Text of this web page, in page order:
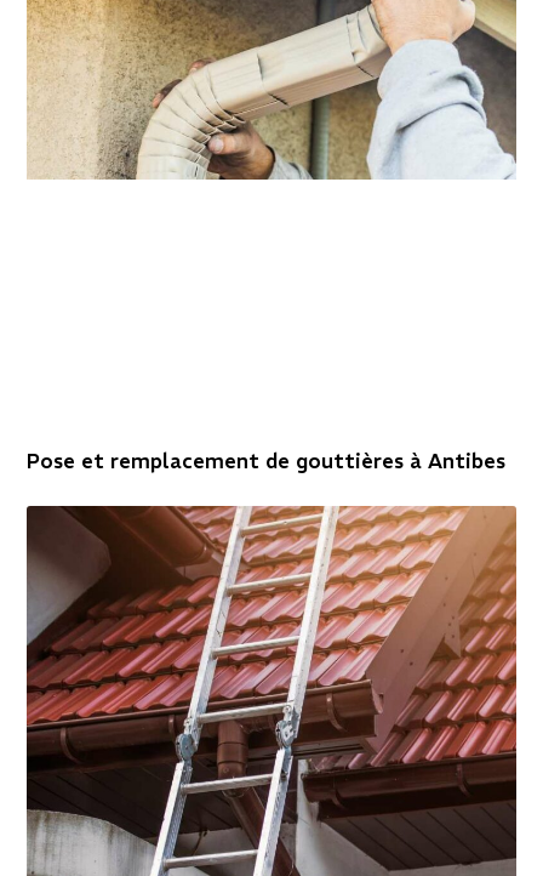
Pose et remplacement de gouttières à Antibes